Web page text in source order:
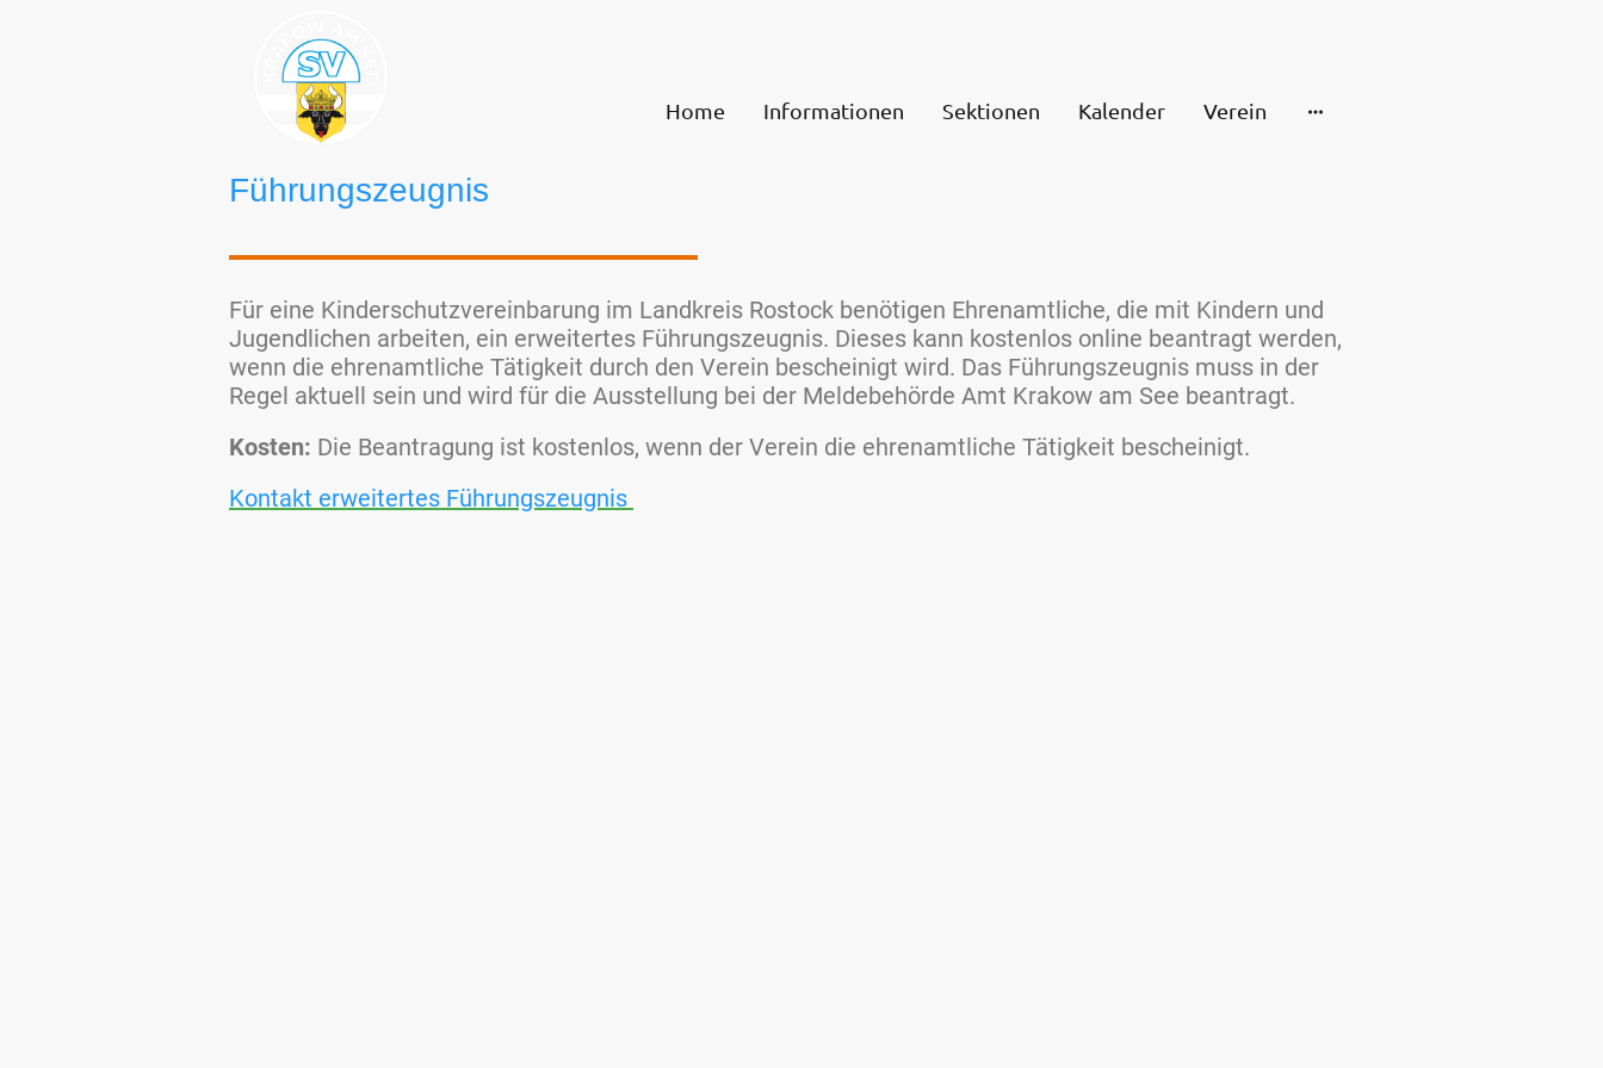
Home Informationen Sektionen Kalender Verein
Führungszeugnis
Für eine Kinderschutzvereinbarung im Landkreis Rostock benötigen Ehrenamtliche, die mit Kindern und
Jugendlichen arbeiten, ein erweitertes Führungszeugnis. Dieses kann kostenlos online beantragt werden,
wenn die ehrenamtliche Tätigkeit durch den Verein bescheinigt wird. Das Führungszeugnis muss in der
Regel aktuell sein und wird für die Ausstellung bei der Meldebehörde Amt Krakow am See beantragt.
Kosten: Die Beantragung ist kostenlos, wenn der Verein die ehrenamtliche Tätigkeit bescheinigt.
Kontakt erweitertes Führungszeugnis